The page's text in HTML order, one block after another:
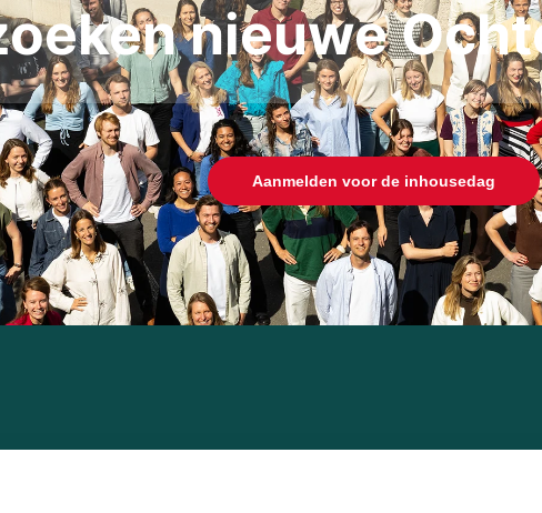
nieuwe
Aanmelden voor de inhousedag